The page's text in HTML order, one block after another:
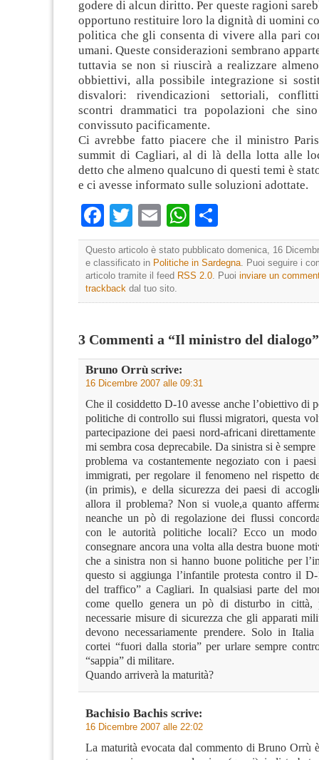
godere di alcun diritto. Per queste ragioni
opportuno restituire loro la dignità di uomini
politica che gli consenta di vivere alla pari
umani. Queste considerazioni sembrano
tuttavia se non si riuscirà a realizzare
obbiettivi, alla possibile integrazione si
disvalori: rivendicazioni settoriali,
scontri drammatici tra popolazioni che
convissuto pacificamente.
Ci avrebbe fatto piacere che il ministro
summit di Cagliari, al di là della lotta alle
detto che almeno qualcuno di questi temi è
e ci avesse informato sulle soluzioni adottate.
Facebook
TwitterEmailWhatsApp
Questo articolo è stato pubblicato domenica, 16
e classificato in Politiche in Sardegna . Puoi seguire i
articolo tramite il feed RSS 2.0 . Puoi inviare un
trackback dal tuo sito.
3 Commenti a “Il ministro del dialogo”
Bruno Orrù scrive:
16 Dicembre 2007 alle 09:31
Che il cosiddetto D-10 avesse anche l’obiettivo di
politiche di controllo sui flussi migratori, questa
partecipazione dei paesi nord-africani
mi sembra cosa deprecabile. Da sinistra si è
problema va costantemente negoziato con i
immigrati, per regolare il fenomeno nel rispetto
(in primis), e della sicurezza dei paesi di
allora il problema? Non si vuole,a quanto
neanche un pò di regolazione dei flussi
con le autorità politiche locali? Ecco un modo
consegnare ancora una volta alla destra buone
che a sinistra non si hanno buone politiche per
questo si aggiunga l’infantile protesta contro il
del traffico” a Cagliari. In qualsiasi parte del
come quello genera un pò di disturbo in
necessarie misure di sicurezza che gli apparati
devono necessariamente prendere. Solo in
cortei “fuori dalla storia” per urlare sempre
“sappia” di militare.
Quando arriverà la maturità?
Bachisio Bachis scrive:
16 Dicembre 2007 alle 22:02
La maturità evocata dal commento di Bruno Orrù